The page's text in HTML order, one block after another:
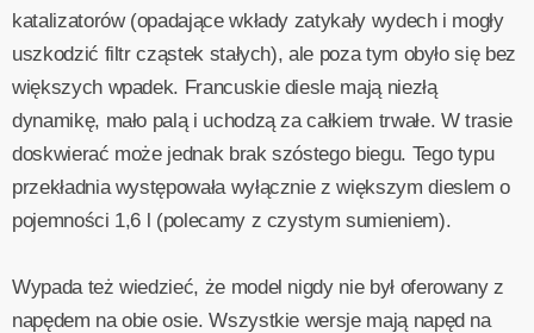
katalizatorów (opadające wkłady zatykały wydech i mogły
uszkodzić filtr cząstek stałych), ale poza tym obyło się bez
większych wpadek. Francuskie diesle mają niezłą
dynamikę, mało palą i uchodzą za całkiem trwałe. W trasie
doskwierać może jednak brak szóstego biegu. Tego typu
przekładnia występowała wyłącznie z większym dieslem o
pojemności 1,6 l (polecamy z czystym sumieniem).
Wypada też wiedzieć, że model nigdy nie był oferowany z
napędem na obie osie. Wszystkie wersje mają napęd na